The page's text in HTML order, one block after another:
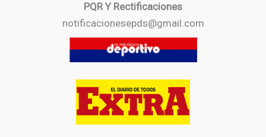
PQR Y Rectificaciones
notificacionesepds@gmail.com